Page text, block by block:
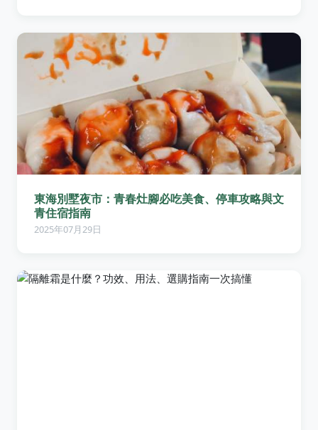
東海別墅夜市：青春灶腳必吃美食、停車攻略與文
青住宿指南
2025年07月29日